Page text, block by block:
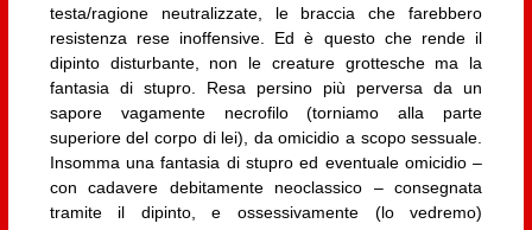
testa/ragione neutralizzate, le braccia che farebbero
resistenza rese inoffensive. Ed è questo che rende il
dipinto disturbante, non le creature grottesche ma la
fantasia di stupro. Resa persino più perversa da un
sapore vagamente necrofilo (torniamo alla parte
superiore del corpo di lei), da omicidio a scopo sessuale.
Insomma una fantasia di stupro ed eventuale omicidio –
con cadavere debitamente neoclassico – consegnata
tramite il dipinto, e ossessivamente (lo vedremo)